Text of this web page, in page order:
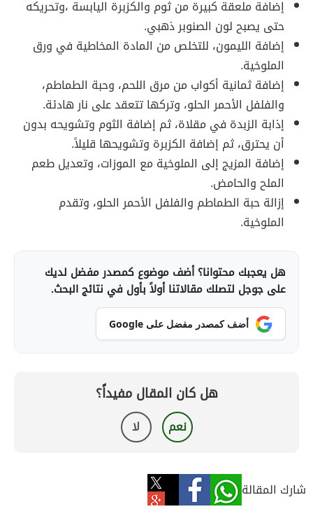
إضافة ملعقة كبيرة من ثوم والكزبرة اليابسة ،وتحريكه
حتى يصبح لون الصنوبر ذهبي.
إضافة الليمون، للتخلص من المادة المخاطية في ورق
الملوخية.
إضافة ثمانية أكواب من مرق اللحم، وحبة الطماطم،
والفلفل الأحمر الحلو، وتركها تتعقد على نار هادئة.
إذابة الزبدة في مقلاة، ثم إضافة الثوم وتشويحه بدون
أن يحترق، ثم إضافة الكزبرة وتشويحها قليلاً.
إضافة المزيج إلى الملوخية مع الموزات، وتعديل طعم
الملح والحامض.
إزالة حبة الطماطم والفلفل الأحمر الحلو، وتقدم
الملوخية.
هل يعجبك محتوانا؟ أضف موضوع كمصدر مفضل لديك
على جوجل لتصلك مقالاتنا أولاً بأول في نتائج البحث.
أضف كمصدر مفضل على Google
هل كان المقال مفيداً؟
نعم لا
شارك المقالة